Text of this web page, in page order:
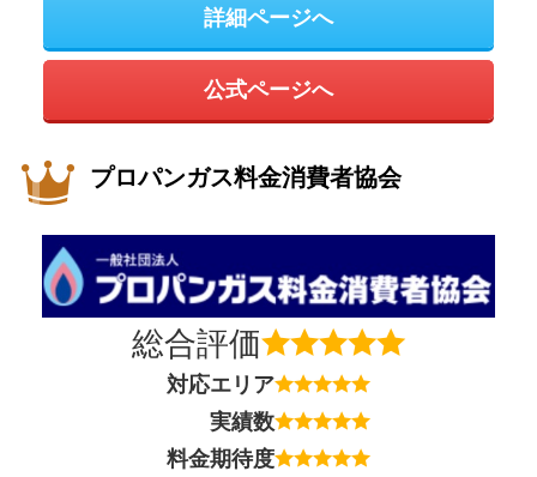
詳細ページへ
公式ページへ
プロパンガス料金消費者協会
総合評価
対応エリア
実績数
料金期待度